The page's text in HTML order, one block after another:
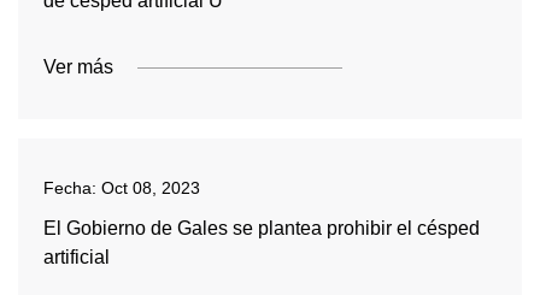
Ver más
Fecha: Oct 08, 2023
El Gobierno de Gales se plantea prohibir el césped
artificial